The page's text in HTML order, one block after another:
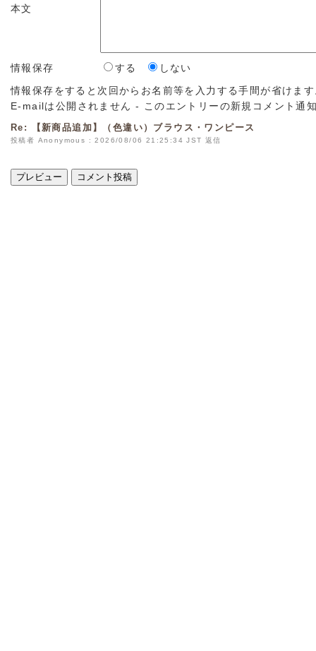
本文
情報保存 する
しない
情報保存をすると次回からお名前等を入力する手間が省けま
E-mailは公開されません - このエントリーの新規コメント通
Re: 【新商品追加】（色違い）ブラウス・ワンピース
投稿者 Anonymous : 2026/08/06 21:25:34 JST 返信